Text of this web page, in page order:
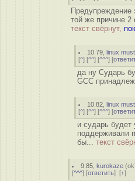
Предупреждение
той же причине 2
текст свёрнут,
10.79 ,linux must
[^] [^^] [^^^] [
да ну Сударь
GCC
10.82 ,linux must
[^] [^^] [^^^] [
и сударь будет
поддерживали
бы... текст
9.85 ,kurokaze (ok
[^^^] [ответить] [↑]